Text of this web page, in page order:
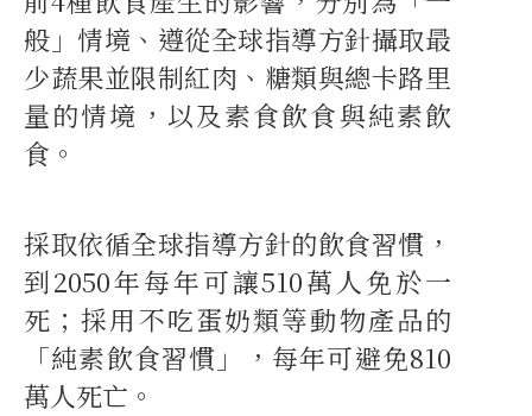
般」情境、遵從全球指導方針攝取最
少蔬果並限制紅肉、糖類與總卡路里
量的情境，以及素食飲食與純素飲
食。
採取依循全球指導方針的飲食習慣，
到2050年每年可讓510萬人免於一
死；採用不吃蛋奶類等動物產品的
「純素飲食習慣」，每年可避免810
萬人死亡。